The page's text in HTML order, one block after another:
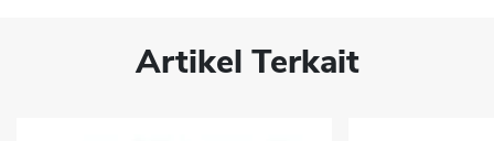
Artikel Terkait